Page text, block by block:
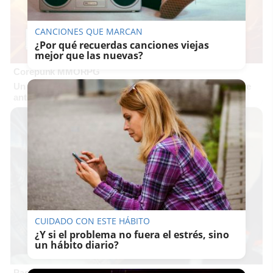
Corepunk MMORPG
Un verdadero MMORPG de la vieja escuela ¡Cómo los de
antes, pero mejor!
CANCIONES QUE MARCAN
¿Por qué recuerdas canciones viejas
mejor que las nuevas?
CUIDADO CON ESTE HÁBITO
¿Y si el problema no fuera el estrés, sino
un hábito diario?